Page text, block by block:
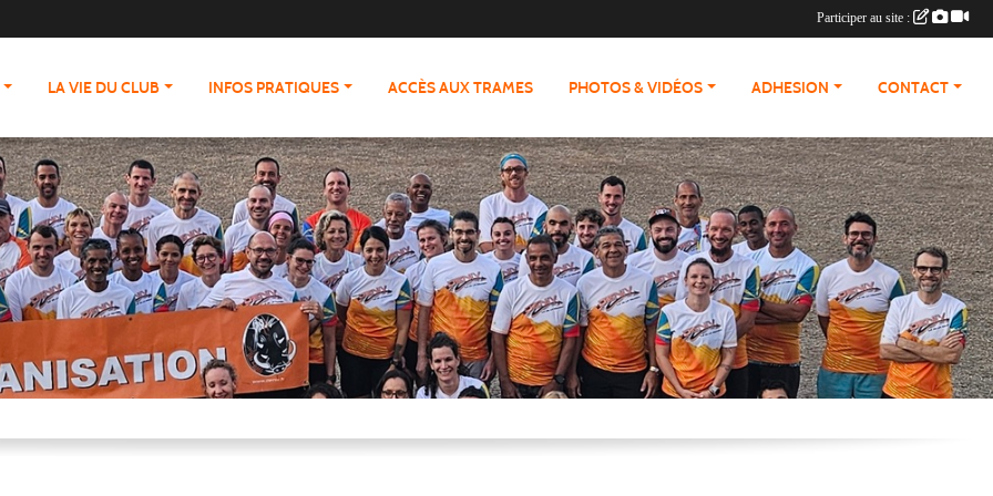
LA VIE DU CLUB INFOS PRATIQUES ACCÈS AUX TRAMES PHOTOS & VIDÉOS ADHESION CONTACT
Participer au site :